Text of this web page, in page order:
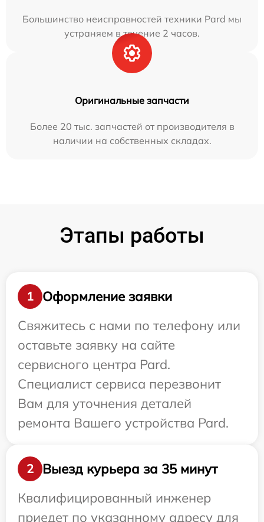
Большинство неисправностей техники Pard мы
устраняем в течение 2 часов.
Оригинальные запчасти
Более 20 тыс. запчастей от производителя в
наличии на собственных складах.
Этапы работы
1
Оформление заявки
Свяжитесь с нами по телефону или
оставьте заявку на сайте
сервисного центра Pard.
Специалист сервиса перезвонит
Вам для уточнения деталей
ремонта Вашего устройства Pard.
2
Выезд курьера за 35 минут
Квалифицированный инженер
приедет по указанному адресу для